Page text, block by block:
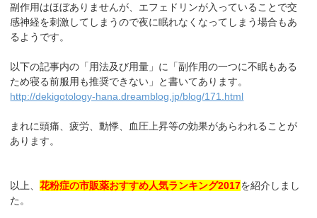
副作用はほぼありませんが、エフェドリンが入っていることで交
感神経を刺激してしまうので夜に眠れなくなってしまう場合もあ
るようです。
以下の記事内の「用法及び用量」に「副作用の一つに不眠もある
ため寝る前服用も推奨できない」と書いてあります。
http://dekigotology-hana.dreamblog.jp/blog/171.html
まれに頭痛、疲労、動悸、血圧上昇等の効果があらわれることが
あります。
以上、花粉症の市販薬おすすめ人気ランキング2017を紹介しまし
た。